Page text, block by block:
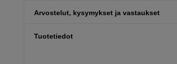
Arvostelut, kysymykset ja vastaukset
Tuotetiedot